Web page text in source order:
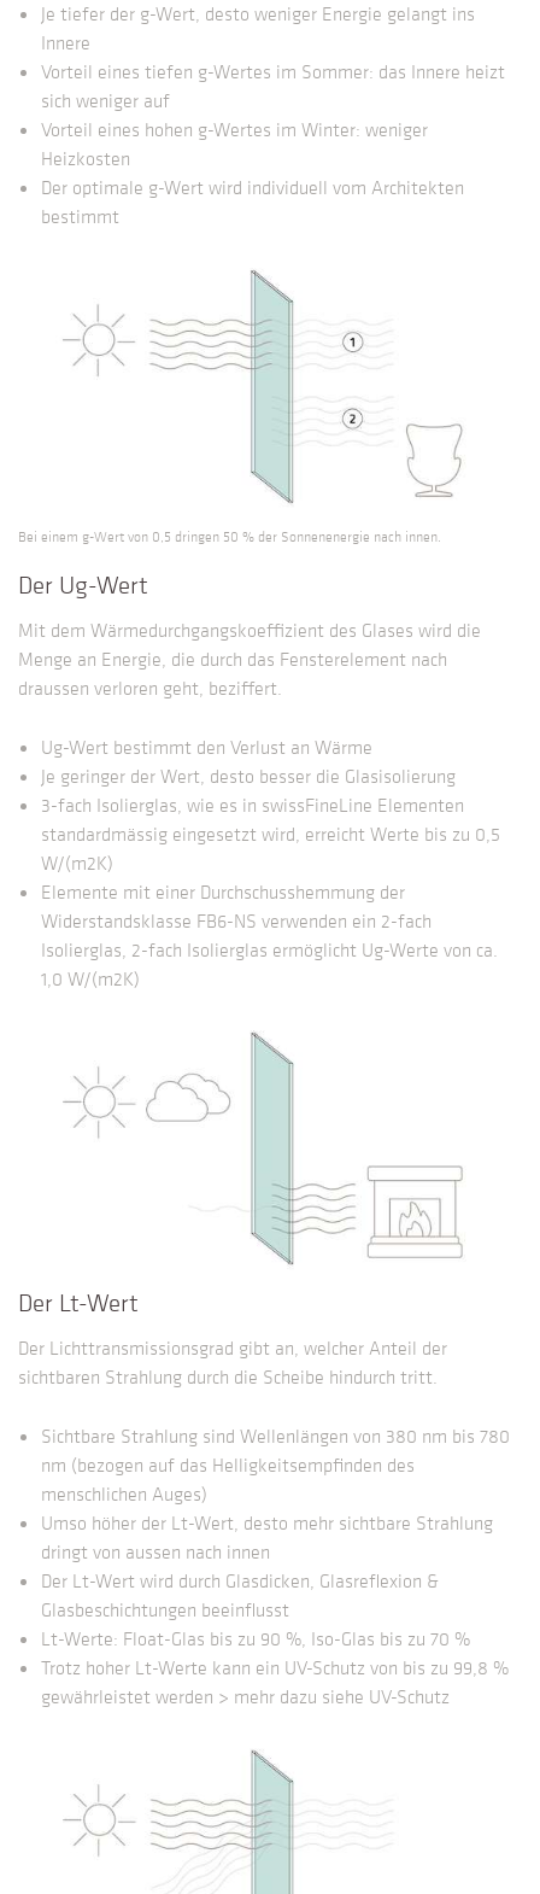
Je tiefer der g-Wert, desto weniger Energie gelangt ins
Innere
Vorteil eines tiefen g-Wertes im Sommer: das Innere heizt
sich weniger auf
Vorteil eines hohen g-Wertes im Winter: weniger
Heizkosten
Der optimale g-Wert wird individuell vom Architekten
bestimmt
Bei einem g-Wert von 0,5 dringen 50 % der Sonnenenergie nach innen.
Der Ug-Wert
Mit dem Wärmedurchgangskoeffizient des Glases wird die
Menge an Energie, die durch das Fensterelement nach
draussen verloren geht, beziffert.
Ug-Wert bestimmt den Verlust an Wärme
Je geringer der Wert, desto besser die Glasisolierung
3-fach Isolierglas, wie es in swissFineLine Elementen
standardmässig eingesetzt wird, erreicht Werte bis zu 0,5
W/(m2K)
Elemente mit einer Durchschusshemmung der
Widerstandsklasse FB6-NS verwenden ein 2-fach
Isolierglas, 2-fach Isolierglas ermöglicht Ug-Werte von ca.
1,0 W/(m2K)
Der Lt-Wert
Der Lichttransmissionsgrad gibt an, welcher Anteil der
sichtbaren Strahlung durch die Scheibe hindurch tritt.
Sichtbare Strahlung sind Wellenlängen von 380 nm bis 780
nm (bezogen auf das Helligkeitsempfinden des
menschlichen Auges)
Umso höher der Lt-Wert, desto mehr sichtbare Strahlung
dringt von aussen nach innen
Der Lt-Wert wird durch Glasdicken, Glasreflexion &
Glasbeschichtungen beeinflusst
Lt-Werte: Float-Glas bis zu 90 %, Iso-Glas bis zu 70 %
Trotz hoher Lt-Werte kann ein UV-Schutz von bis zu 99,8 %
gewährleistet werden > mehr dazu siehe UV-Schutz